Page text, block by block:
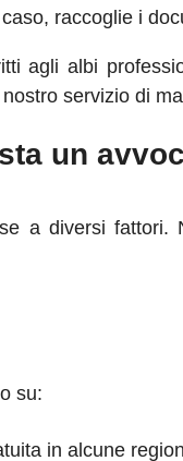
raccoglie i
agli albi
servizio di
un
a diversi fattori.
su:
in alcune